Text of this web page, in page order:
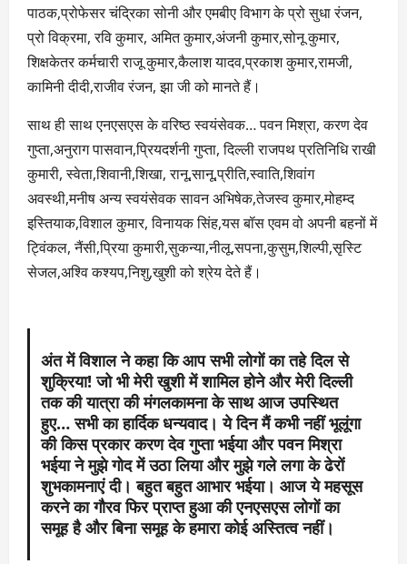
पाठक,प्रोफेसर चंद्रिका सोनी और एमबीए विभाग के प्रो सुधा रंजन,
प्रो विक्रमा, रवि कुमार, अमित कुमार,अंजनी कुमार,सोनू कुमार,
शिक्षकेतर कर्मचारी राजू कुमार,कैलाश यादव,प्रकाश कुमार,रामजी,
कामिनी दीदी,राजीव रंजन, झा जी को मानते हैं।
साथ ही साथ एनएसएस के वरिष्ठ स्वयंसेवक… पवन मिश्रा, करण देव
गुप्ता,अनुराग पासवान,प्रियदर्शनी गुप्ता, दिल्ली राजपथ प्रतिनिधि राखी
कुमारी, स्वेता,शिवानी,शिखा, रानू,सानू,प्रीति,स्वाति,शिवांग
अवस्थी,मनीष अन्य स्वयंसेवक सावन अभिषेक,तेजस्व कुमार,मोहम्द
इस्तियाक,विशाल कुमार, विनायक सिंह,यस बॉस एवम वो अपनी बहनों में
ट्विंकल, नैंसी,प्रिया कुमारी,सुकन्या,नीलू,सपना,कुसुम,शिल्पी,सृस्टि
सेजल,अश्वि कश्यप,निशु,खुशी को श्रेय देते हैं।
अंत में विशाल ने कहा कि आप सभी लोगों का तहे दिल से
शुक्रिया! जो भी मेरी खुशी में शामिल होने और मेरी दिल्ली
तक की यात्रा की मंगलकामना के साथ आज उपस्थित
हुए… सभी का हार्दिक धन्यवाद। ये दिन मैं कभी नहीं भूलूंगा
की किस प्रकार करण देव गुप्ता भईया और पवन मिश्रा
भईया ने मुझे गोद में उठा लिया और मुझे गले लगा के ढेरों
शुभकामनाएं दी। बहुत बहुत आभार भईया। आज ये महसूस
करने का गौरव फिर प्राप्त हुआ की एनएसएस लोगों का
समूह है और बिना समूह के हमारा कोई अस्तित्व नहीं।